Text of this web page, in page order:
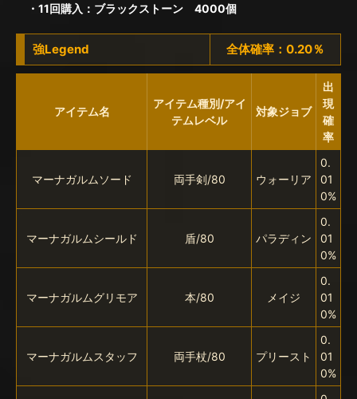
・11回購入：ブラックストーン 4000個
強Legend 全体確率：0.20％
アイテム名
アイテム種別/アイ
テムレベル
対象ジョブ
出
現
確
率
マーナガルムソード 両手剣/80 ウォーリア
0.
01
0%
マーナガルムシールド 盾/80 パラディン
0.
01
0%
マーナガルムグリモア 本/80 メイジ
0.
01
0%
マーナガルムスタッフ 両手杖/80 プリースト
0.
01
0%